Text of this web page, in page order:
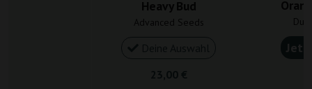
Heavy Bud
Advanced Seeds